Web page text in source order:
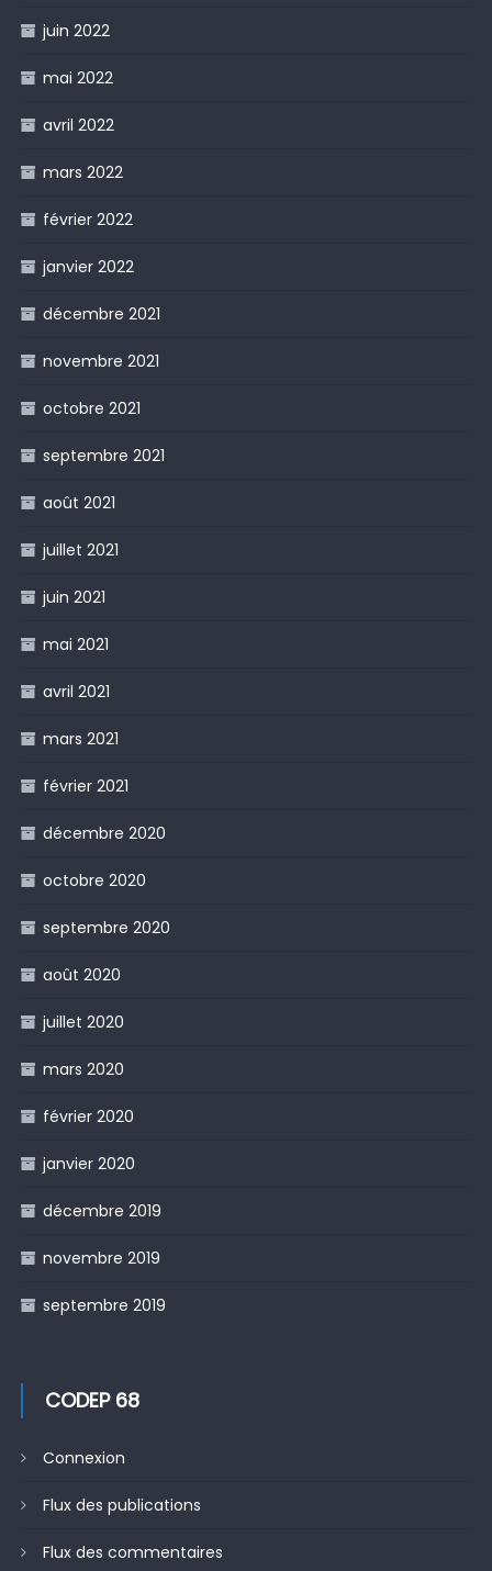
juin 2022
mai 2022
avril 2022
mars 2022
février 2022
janvier 2022
décembre 2021
novembre 2021
octobre 2021
septembre 2021
août 2021
juillet 2021
juin 2021
mai 2021
avril 2021
mars 2021
février 2021
décembre 2020
octobre 2020
septembre 2020
août 2020
juillet 2020
mars 2020
février 2020
janvier 2020
décembre 2019
novembre 2019
septembre 2019
CODEP 68
Connexion
Flux des publications
Flux des commentaires